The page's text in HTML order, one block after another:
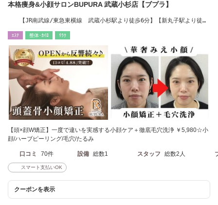
本格痩身&小顔サロンBUPURA 武蔵小杉店【ブプラ】
【JR南武線/東急東横線 武蔵小杉駅より徒歩6分】【新丸子駅より徒歩
ｴｽﾃ 整体･ｶｲﾛ ﾘﾗｸ
【頭×顔W矯正】一度で違いを実感する小顔ケア＋徹底毛穴洗浄 ￥5,980☆小
顔/ハーブピーリング/毛穴/たるみ
口コミ 70件 設備 総数1 スタッフ 総数2人
スマート支払いOK
クーポンを表示